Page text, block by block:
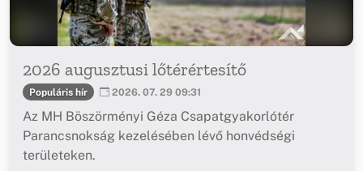
2026 augusztusi lőtérértesítő
Populáris hír 2026. 07. 29 09:31
Az MH Böszörményi Géza Csapatgyakorlótér
Parancsnokság kezelésében lévő honvédségi
területeken.